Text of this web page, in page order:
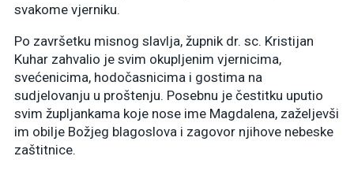
svakome vjerniku.
Po završetku misnog slavlja, župnik dr. sc. Kristijan
Kuhar zahvalio je svim okupljenim vjernicima,
svećenicima, hodočasnicima i gostima na
sudjelovanju u proštenju. Posebnu je čestitku uputio
svim župljankama koje nose ime Magdalena, zaželjevši
im obilje Božjeg blagoslova i zagovor njihove nebeske
zaštitnice.